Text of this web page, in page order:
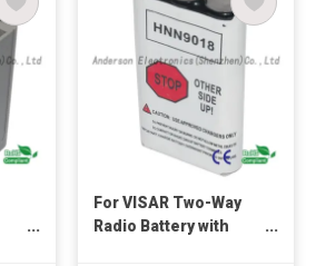
For VISAR Two-Way
Radio Battery with